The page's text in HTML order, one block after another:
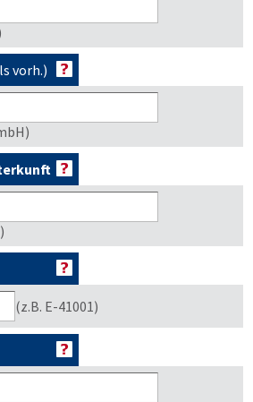
vorh.)
(z.B. E-41001)